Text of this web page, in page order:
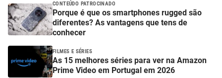
CONTEÚDO PATROCINADO
Porque é que os smartphones rugged são
diferentes? As vantagens que tens de
conhecer
FILMES E SÉRIES
As 15 melhores séries para ver na Amazon
Prime Video em Portugal em 2026